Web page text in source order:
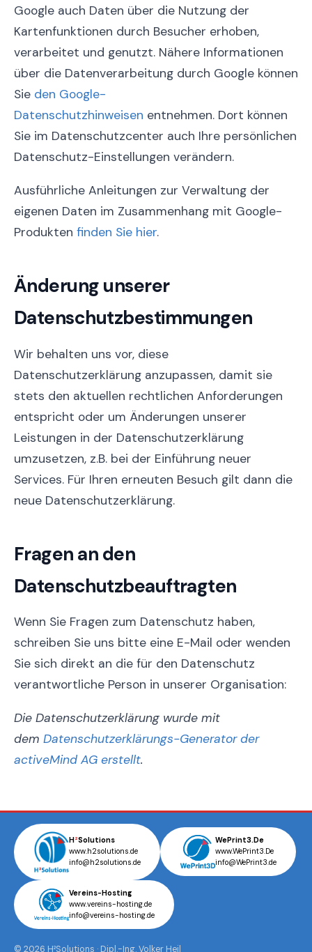
Google auch Daten über die Nutzung der
Kartenfunktionen durch Besucher erhoben,
verarbeitet und genutzt. Nähere Informationen
über die Datenverarbeitung durch Google können
Sie den Google-
Datenschutzhinweisen entnehmen. Dort können
Sie im Datenschutzcenter auch Ihre persönlichen
Datenschutz-Einstellungen verändern.
Ausführliche Anleitungen zur Verwaltung der
eigenen Daten im Zusammenhang mit Google-
Produkten finden Sie hier.
Änderung unserer
Datenschutzbestimmungen
Wir behalten uns vor, diese
Datenschutzerklärung anzupassen, damit sie
stets den aktuellen rechtlichen Anforderungen
entspricht oder um Änderungen unserer
Leistungen in der Datenschutzerklärung
umzusetzen, z.B. bei der Einführung neuer
Services. Für Ihren erneuten Besuch gilt dann die
neue Datenschutzerklärung.
Fragen an den
Datenschutzbeauftragten
Wenn Sie Fragen zum Datenschutz haben,
schreiben Sie uns bitte eine E-Mail oder wenden
Sie sich direkt an die für den Datenschutz
verantwortliche Person in unserer Organisation:
Die Datenschutzerklärung wurde mit
dem Datenschutzerklärungs-Generator der
activeMind AG erstellt.
H ²Solutions
www.h2solutions.de
info@h2solutions.de
WePrint3.De
www.WePrint3.De
info@WePrint3.de
Vereins-Hosting
www.vereins-hosting.de
info@vereins-hosting.de
© 2026 H²Solutions · Dipl.-Ing. Volker Heil